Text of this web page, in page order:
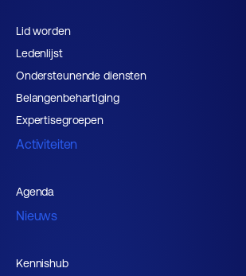
Lid worden
Ledenlijst
Ondersteunende diensten
Belangenbehartiging
Expertisegroepen
Activiteiten
Agenda
Nieuws
Kennishub